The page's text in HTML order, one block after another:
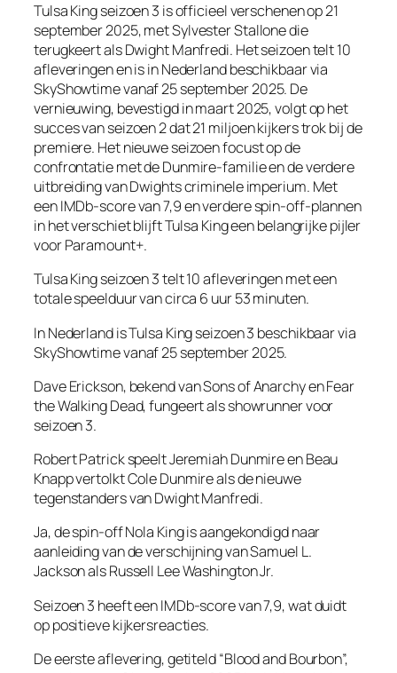
Tulsa King seizoen 3 is officieel verschenen op 21
september 2025, met Sylvester Stallone die
terugkeert als Dwight Manfredi. Het seizoen telt 10
afleveringen en is in Nederland beschikbaar via
SkyShowtime vanaf 25 september 2025. De
vernieuwing, bevestigd in maart 2025, volgt op het
succes van seizoen 2 dat 21 miljoen kijkers trok bij de
premiere. Het nieuwe seizoen focust op de
confrontatie met de Dunmire-familie en de verdere
uitbreiding van Dwights criminele imperium. Met
een IMDb-score van 7,9 en verdere spin-off-plannen
in het verschiet blijft Tulsa King een belangrijke pijler
voor Paramount+.
Tulsa King seizoen 3 telt 10 afleveringen met een
totale speelduur van circa 6 uur 53 minuten.
In Nederland is Tulsa King seizoen 3 beschikbaar via
SkyShowtime vanaf 25 september 2025.
Dave Erickson, bekend van Sons of Anarchy en Fear
the Walking Dead, fungeert als showrunner voor
seizoen 3.
Robert Patrick speelt Jeremiah Dunmire en Beau
Knapp vertolkt Cole Dunmire als de nieuwe
tegenstanders van Dwight Manfredi.
Ja, de spin-off Nola King is aangekondigd naar
aanleiding van de verschijning van Samuel L.
Jackson als Russell Lee Washington Jr.
Seizoen 3 heeft een IMDb-score van 7,9, wat duidt
op positieve kijkersreacties.
De eerste aflevering, getiteld “Blood and Bourbon”,